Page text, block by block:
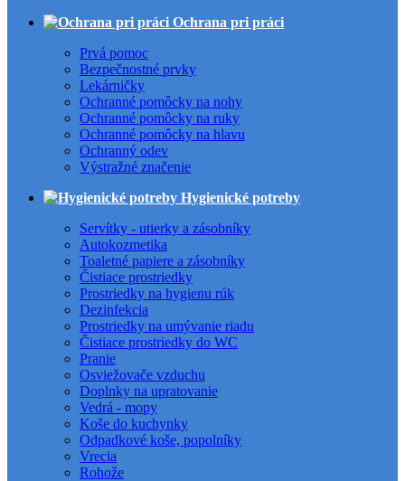
Ochrana pri práci
Prvá pomoc
Bezpečnostné prvky
Lekárničky
Ochranné pomôcky na nohy
Ochranné pomôcky na ruky
Ochranné pomôcky na hlavu
Ochranný odev
Výstražné značenie
Hygienické potreby
Servítky - utierky a zásobníky
Autokozmetika
Toaletné papiere a zásobníky
Čistiace prostriedky
Prostriedky na hygienu rúk
Dezinfekcia
Prostriedky na umývanie riadu
Čistiace prostriedky do WC
Pranie
Osviežovače vzduchu
Doplnky na upratovanie
Vedrá - mopy
Koše do kuchynky
Odpadkové koše, popolníky
Vrecia
Rohože